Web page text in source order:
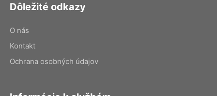
Dôležité odkazy
O nás
Kontakt
Ochrana osobných údajov